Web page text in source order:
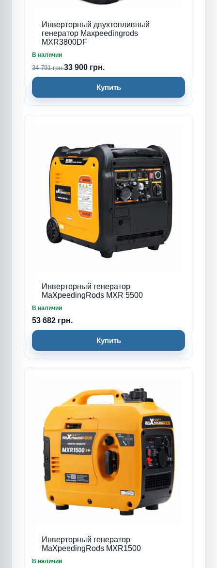
Инверторный двухтопливный
генератор Maxpeedingrods
MXR3800DF
В наличии
34 791 грн.33 900 грн.
Купить
Инверторный генератор
MaXpeedingRods MXR 5500
В наличии
53 682 грн.
Купить
Инверторный генератор
MaXpeedingRods MXR1500
В наличии